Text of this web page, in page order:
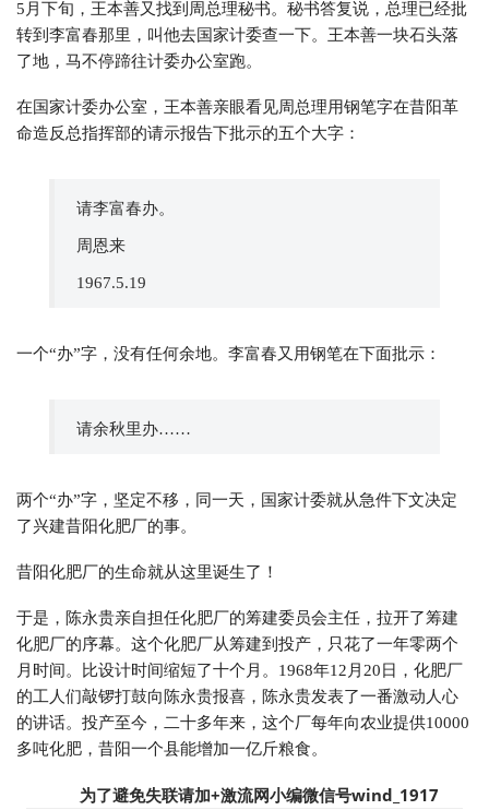
5月下旬，王本善又找到周总理秘书。秘书答复说，总理已经批
转到李富春那里，叫他去国家计委查一下。王本善一块石头落
了地，马不停蹄往计委办公室跑。
在国家计委办公室，王本善亲眼看见周总理用钢笔字在昔阳革
命造反总指挥部的请示报告下批示的五个大字：
请李富春办。
周恩来
1967.5.19
一个“办”字，没有任何余地。李富春又用钢笔在下面批示：
请余秋里办……
两个“办”字，坚定不移，同一天，国家计委就从急件下文决定
了兴建昔阳化肥厂的事。
昔阳化肥厂的生命就从这里诞生了！
于是，陈永贵亲自担任化肥厂的筹建委员会主任，拉开了筹建
化肥厂的序幕。这个化肥厂从筹建到投产，只花了一年零两个
月时间。比设计时间缩短了十个月。1968年12月20日，化肥厂
的工人们敲锣打鼓向陈永贵报喜，陈永贵发表了一番激动人心
的讲话。投产至今，二十多年来，这个厂每年向农业提供10000
多吨化肥，昔阳一个县能增加一亿斤粮食。
为了避免失联请加+激流网小编微信号wind_1917